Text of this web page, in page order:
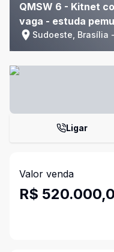
QMSW 6 - Kitnet
vaga - estuda
Sudoeste, Brasília
Ligar
Valor venda
R$